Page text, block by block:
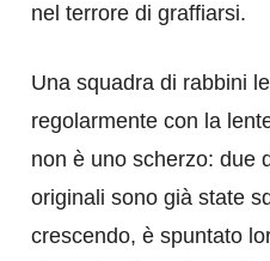
nel terrore di graffiarsi.
Una squadra di rabbini
regolarmente con la
non è uno scherzo: due
originali sono già state
crescendo, è spuntato